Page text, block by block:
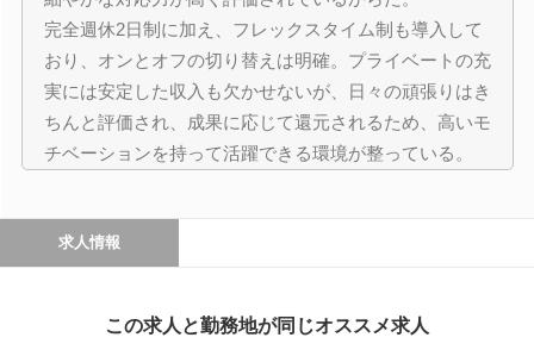
完全週休2日制に加え、フレックスタイム制も導入して
おり、オンとオフの切り替えは明確。プライベートの充
実には安定した収入も欠かせないが、日々の頑張りはき
ちんと評価され、成果に応じて還元されるため、高いモ
チベーションを持って活躍できる環境が整っている。
求人情報
この求人と勤務地が同じオススメ求人